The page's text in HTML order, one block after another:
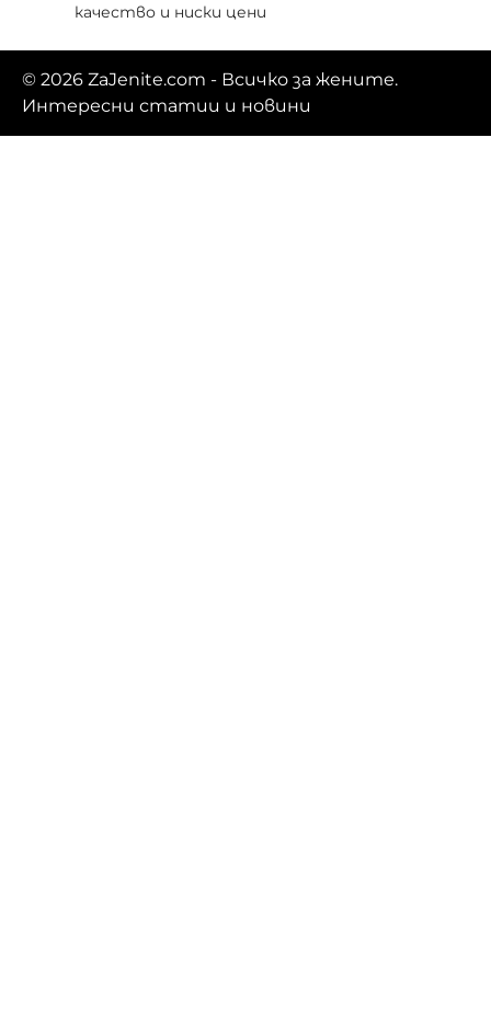
качество и ниски цени
© 2026 ZaJenite.com - Всичко за жените.
Интересни статии и новини